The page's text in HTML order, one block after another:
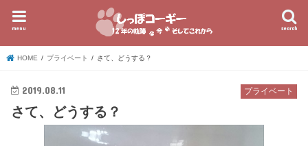
search
menu
HOME プライベート さて、どうする？
プライベート
2019.08.11
さて、どうする？